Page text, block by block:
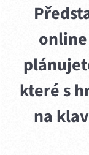
které s
na